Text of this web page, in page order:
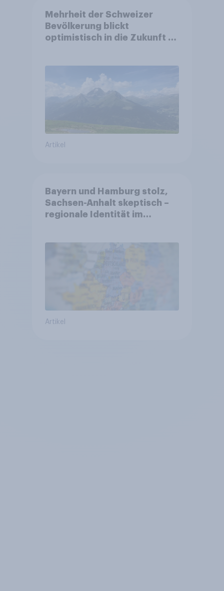
Mehrheit der Schweizer
Bevölkerung blickt
optimistisch in die Zukunft –
Altersvorsorge
Artikel
Bayern und Hamburg stolz,
Sachsen-Anhalt skeptisch –
regionale Identität im
Artikel